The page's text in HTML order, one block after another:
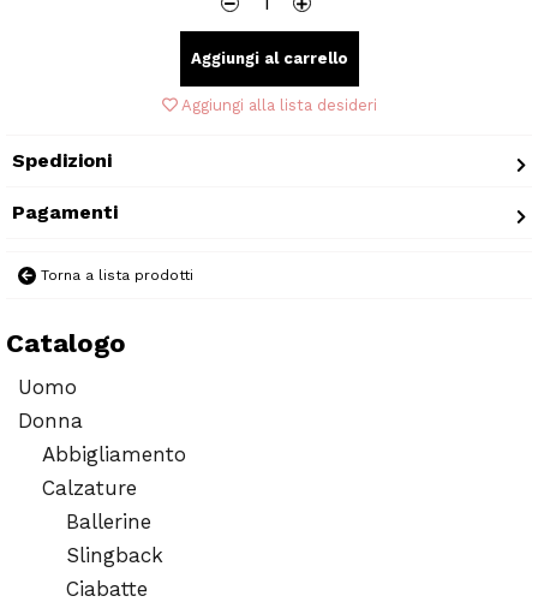
Aggiungi al carrello
Aggiungi alla lista desideri
Spedizioni
Pagamenti
Torna a lista prodotti
Catalogo
Uomo
Donna
Abbigliamento
Calzature
Ballerine
Slingback
Ciabatte